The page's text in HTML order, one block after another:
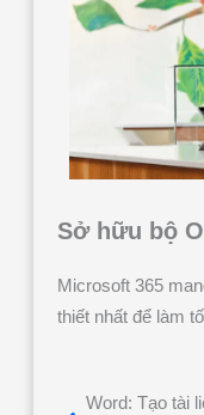
Sở hữu bộ
Microsoft 365
thiết nhất để làm
Word: Tạo tài